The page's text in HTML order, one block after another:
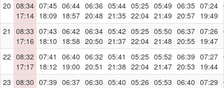
20 08:34
17:14
07:45
18:09
06:44
18:57
06:36
20:48
05:44
21:35
05:25
22:04
05:49
21:49
06:35
20:57
07:24
19:49
21
08:33
17:16
07:43
18:10
06:42
18:58
06:34
20:50
05:42
21:37
05:25
22:04
05:50
21:48
06:37
20:55
07:26
19:47
22 08:32
17:17
07:41
18:12
06:40
19:00
06:32
20:51
05:41
21:38
05:25
22:04
05:52
21:47
06:39
20:53
07:27
19:44
23 08:30 07:39 06:37 06:30 05:40 05:26 05:53 06:40 07:29